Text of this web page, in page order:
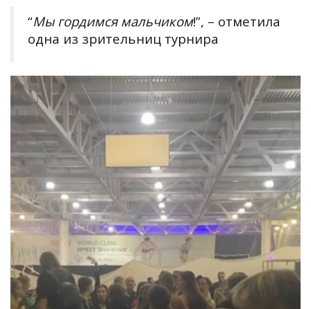
“Мы гордимся мальчиком!”, – отметила
одна из зрительниц турнира